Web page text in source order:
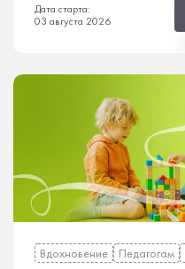
Дата старта:
03 августа 2026
Вдохновение Педагогам